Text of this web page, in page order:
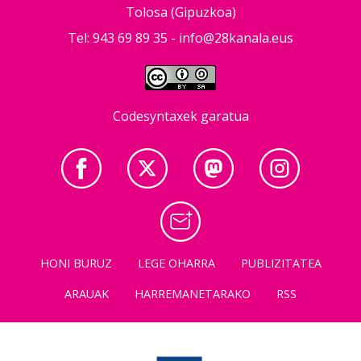
Tolosa (Gipuzkoa)
Tel: 943 69 89 35 - info@28kanala.eus
Codesyntaxek garatua
HONI BURUZ LEGE OHARRA
PUBLIZITATEA
ARAUAK
HARREMANETARAKO RSS